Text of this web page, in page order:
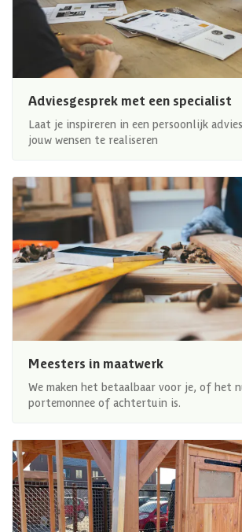
Adviesgesprek met een specialist
Laat je inspireren in een persoonlijk
jouw wensen te realiseren
Meesters in maatwerk
We maken het betaalbaar voor je, of het
portemonnee of achtertuin is.